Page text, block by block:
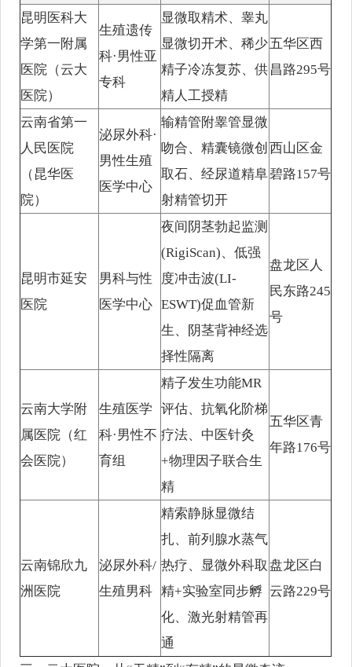
昆明医科大
学第一附属
医院（云大
医院）
生殖遗传
科·男性亚
专科
显微取精术、睾丸
显微切开术、稀少
精子冷冻复苏、供
精人工授精
五华区西
昌路295号
云南省第一
人民医院
（昆华医
院）
泌尿外科·
男性生殖
医学中心
输精管附睾管显微
吻合、精囊镜微创
取石、经尿道精阜
射精管切开
西山区金
碧路157号
昆明市延安
医院
男科与性
医学中心
夜间阴茎勃起监测
(RigiScan)、低强
度冲击波(LI-
ESWT)促血管新
生、阴茎背神经选
择性隔离
盘龙区人
民东路245
号
云南大学附
属医院（红
会医院）
生殖医学
科·男性不
育组
精子发生功能MR
评估、抗氧化阶梯
疗法、中医针灸
+物理因子联合生
精
五华区青
年路176号
云南锦欣九
洲医院
泌尿外科/
生殖男科
精索静脉显微结
扎、前列腺水蒸气
热疗、显微外科取
精+实验室同步孵
化、激光射精管再
通
盘龙区白
云路229号